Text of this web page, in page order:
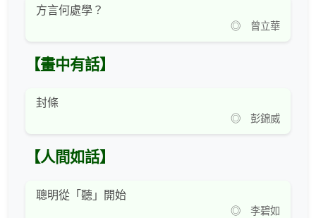
方言何處學？
◎ 曾立華
【畫中有話】
封條
◎ 彭錦威
【人間如話】
聰明從「聽」開始
◎ 李碧如